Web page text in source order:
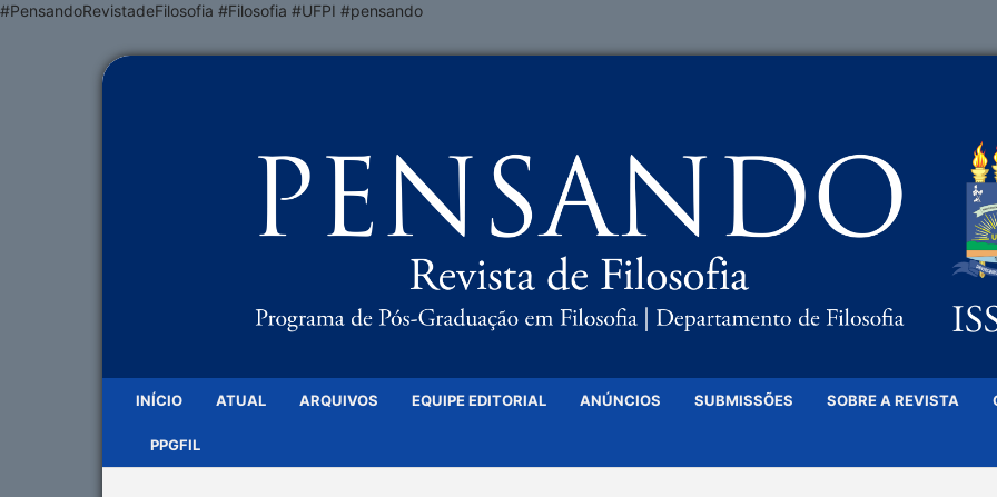
#PensandoRevistadeFilosofia #Filosofia #UFPI #pensando
INÍCIO ATUAL ARQUIVOS EQUIPE EDITORIAL ANÚNCIOS SUBMISSÕES SOBRE A REVISTA
PPGFIL